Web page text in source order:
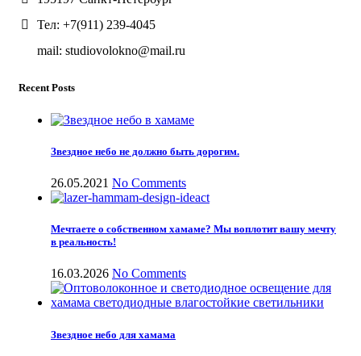
Тел: +7(911) 239-4045
mail: studiovolokno@mail.ru
Recent Posts
Звездное небо не должно быть дорогим.
26.05.2021 No Comments
Мечтаете о собственном хамаме? Мы воплотит вашу мечту
в реальность!
16.03.2026 No Comments
Звездное небо для хамама